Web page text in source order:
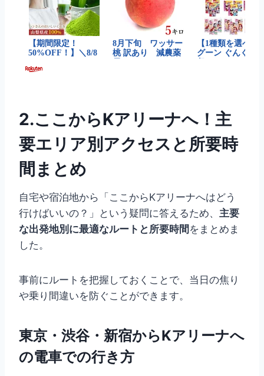
2.ここからKアリーナへ！主
要エリア別アクセスと所要時
間まとめ
自宅や宿泊地から「ここからKアリーナへはどう
行けばいいの？」という疑問に答えるため、 主要
な出発地別に最適なルートと所要時間 をまとめま
した。
事前にルートを把握しておくことで、当日の焦り
や乗り間違いを防ぐことができます。
東京・渋谷・新宿からKアリーナへ
の電車での行き方